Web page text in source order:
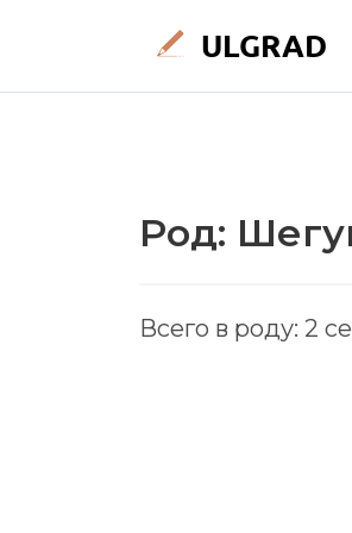
Род:
Всего в роду: 2